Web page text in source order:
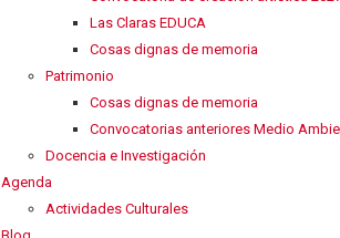
Las Claras EDUCA
Cosas dignas de memoria
Patrimonio
Cosas dignas de memoria
Convocatorias anteriores Medio
Docencia e Investigación
Agenda
Actividades Culturales